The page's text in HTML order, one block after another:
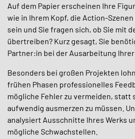
Auf dem Papier erscheinen Ihre
wie in Ihrem Kopf, die Action-
sein und Sie fragen sich, ob Sie mit
übertreiben? Kurz gesagt, Sie
Partner:in bei der Ausarbeitung
Besonders bei großen Projekten
frühen Phasen professionelles
mögliche Fehler zu vermeiden, statt
aufwendig ausmerzen zu müssen.
analysiert Ausschnitte Ihres Werks
mögliche Schwachstellen.